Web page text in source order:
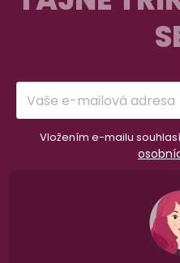
98%
Vložením e-mailu